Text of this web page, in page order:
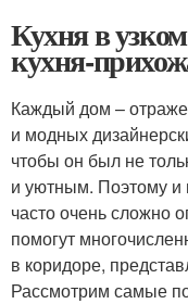
Кухня в
кухня-
Каждый дом –
и модных
чтобы он был не
и уютным. Поэтому и
часто очень сложно
помогут
в коридоре,
Рассмотрим самые